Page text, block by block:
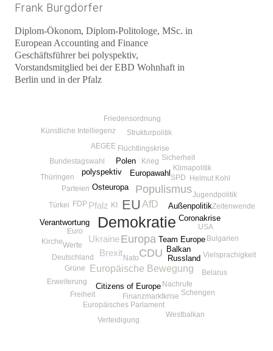
Frank Burgdörfer
Diplom-Ökonom, Diplom-Politologe, MSc. in
European Accounting and Finance
Geschäftsführer bei polyspektiv,
Vorstandsmitglied bei der EBD Wohnhaft in
Berlin und in der Pfalz
Demokratie
EU
Europa
CDU
Populismus
AfD
Europäische Bewegung
Ukraine
Brexit
Pfalz
Osteuropa
polyspektiv Europawahl
Team Europe
Russland
Balkan
Coronakrise
Außenpolitik
Citizens of Europe
Polen
Verantwortung
FDP
Finanzmarktkrise
Flüchtlingskrise
Bundestagswahl
Werte
Euro
Krieg
Parteien
USA
Klimapolitik
Nachrufe
SPD
Deutschland
Europäisches Parlament
Grüne
Helmut Kohl
Jugendpolitik
Kirche
Sicherheit
Strukturpolitik
Türkei
Vielsprachigkeit
AEGEE
Belarus
Bulgarien
Erweiterung
Freiheit
Friedensordnung
KI
Künstliche Intelliegenz
Nato
Schengen
Thüringen
Verteidigung
Westbalkan
Zeitenwende